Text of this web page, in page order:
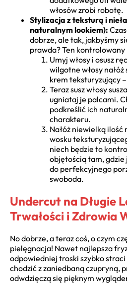
włosów zrobi robotę.
Stylizacja z teksturą i
naturalnym lookiem):
dobrze, ale tak, jakbyśmy
prawda? Ten kontrolowany
Umyj włosy i osusz
wilgotne włosy
krem teksturyzujący
Teraz susz włosy
ugniataj je palcami.
podkreślić ich
charakteru.
Nałóż niewielką
wosku
niech będzie to
objętością tam, gdzie
do perfekcyjnego
swoboda.
Undercut na Długie
Trwałości i Zdrowia
No dobrze, a teraz coś, o czym
pielęgnacja! Nawet najlepsza
odpowiedniej troski szybko
chodzić z zaniedbaną czupryną,
odwdzięczą się pięknym